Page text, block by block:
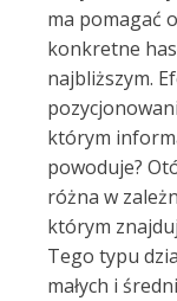
ma pomagać
konkretne
najbliższym.
którym
powoduje?
różna w
którym
Tego typu
małych i